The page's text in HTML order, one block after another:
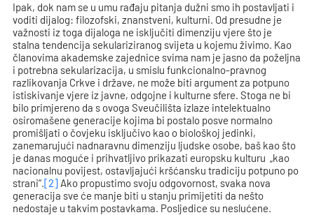
Ipak, dok nam se u umu rađaju pitanja dužni smo ih postavljati i
voditi dijalog: filozofski, znanstveni, kulturni. Od presudne je
važnosti iz toga dijaloga ne isključiti dimenziju vjere što je
stalna tendencija sekulariziranog svijeta u kojemu živimo. Kao
članovima akademske zajednice svima nam je jasno da poželjna
i potrebna sekularizacija, u smislu funkcionalno-pravnog
razlikovanja Crkve i države, ne može biti argument za potpuno
istiskivanje vjere iz javne, odgojne i kulturne sfere. Stoga ne bi
bilo primjereno da s ovoga Sveučilišta izlaze intelektualno
osiromašene generacije kojima bi postalo posve normalno
promišljati o čovjeku isključivo kao o biološkoj jedinki,
zanemarujući nadnaravnu dimenziju ljudske osobe, baš kao što
je danas moguće i prihvatljivo prikazati europsku kulturu „kao
nacionalnu povijest, ostavljajući kršćansku tradiciju potpuno po
strani“.[2] Ako propustimo svoju odgovornost, svaka nova
generacija sve će manje biti u stanju primijetiti da nešto
nedostaje u takvim postavkama. Posljedice su neslućene.